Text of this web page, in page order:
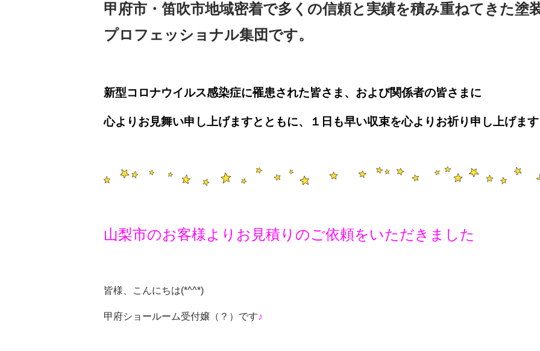
甲府市・笛吹市地域密着で多くの信頼と実績を積み重ねてきた塗
プロフェッショナル集団です。
新型コロナウイルス感染症に罹患された皆さま、および関係者の皆さまに
心よりお見舞い申し上げますとともに、１日も早い収束を心よりお祈り申し上げま
山梨市のお客様よりお見積りのご依頼をいただきました
皆様、こんにちは(*^^*)
甲府ショールーム受付嬢（？）です♪